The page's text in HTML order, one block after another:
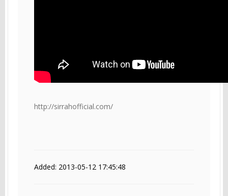
http://sirrahofficial.com/
Added: 2013-05-12 17:45:48